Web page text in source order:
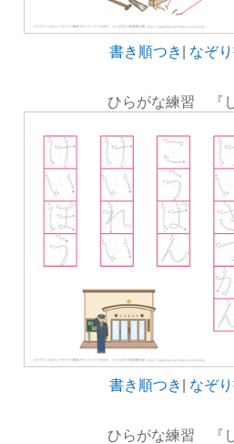
書き順つき なぞ
ひらがな練習 『し
書き順つき | なぞ
ひらがな練習 『し